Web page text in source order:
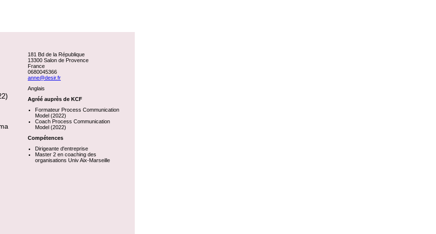
181 Bd de la République
13300 Salon de Provence
France
0680045366
anne@desir.fr
Anglais
Agréé auprès de KCF
Formateur Process Communication
Model (2022)
Coach Process Communication
Model (2022)
Compétences
Dirigeante d'entreprise
Master 2 en coaching des
organisations Univ Aix-Marseille